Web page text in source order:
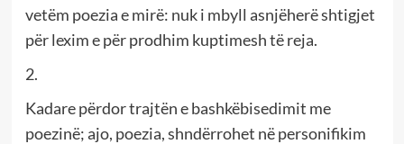
vetëm poezia e mirë: nuk i mbyll asnjëherë shtigjet
për lexim e për prodhim kuptimesh të reja.
2.
Kadare përdor trajtën e bashkëbisedimit me
poezinë; ajo, poezia, shndërrohet në personifikim